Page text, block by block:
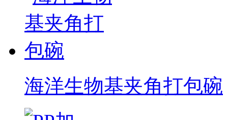
海洋生物基夹角打包碗